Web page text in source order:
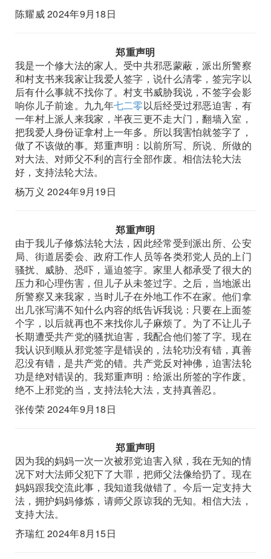
陈耀威 2024年9月18日
郑重声明
我是一个修大法的家人。受中共邪恶蒙蔽，派出所警察
和村支书来我家让我爱人签字，说什么清零，签完字以
后有什么事就不找你了。村支书威胁我说，不签字会影
响你儿子前途。九九年七二零以后经受过邪恶迫害，有
一年村上派人来我家，半夜三更不走大门，翻墙入室，
把我爱人身份证拿村上一年多。所以我害怕就签字了，
做了不该做的事。郑重声明：以前所写、所说、所做的
对大法、对师父不利的言行全部作废。相信法轮大法
好，支持法轮大法。
杨万义 2024年9月19日
郑重声明
由于我儿子修炼法轮大法，因此经常受到派出所、公安
局、街道居委会、政府工作人员等各类邪党人员的上门
骚扰、威胁、恐吓，逼迫签字。家里人都承受了很大的
压力和心理伤害，但儿子从未签过字。之后，当地派出
所警察又来我家，当时儿子在外地工作不在家。他们拿
出几张写满不知什么内容的纸告诉我说：只要在上面签
个字，以后就再也不来找你儿子麻烦了。为了不让儿子
长期遭受共产党的骚扰迫害，我配合他们签了字。现在
我认识到顺从邪党签字是错误的，法轮功没有错，真善
忍没有错，是共产党的错。共产党反对神佛，迫害法轮
功是绝对错误的。我郑重声明：给派出所签的字作废。
绝不上邪党的当，支持法轮大法，支持真善忍。
张传荣 2024年9月18日
郑重声明
因为我的妈妈一次一次被邪党迫害入狱，我在无知的情
况下对大法师父犯下了大罪，把师父法像给扔了。现在
妈妈跟我交流此事，我知道我做错了。今后一定支持大
法，拥护妈妈修炼，请师父原谅我的无知。相信大法，
支持大法。
齐瑞红 2024年8月15日